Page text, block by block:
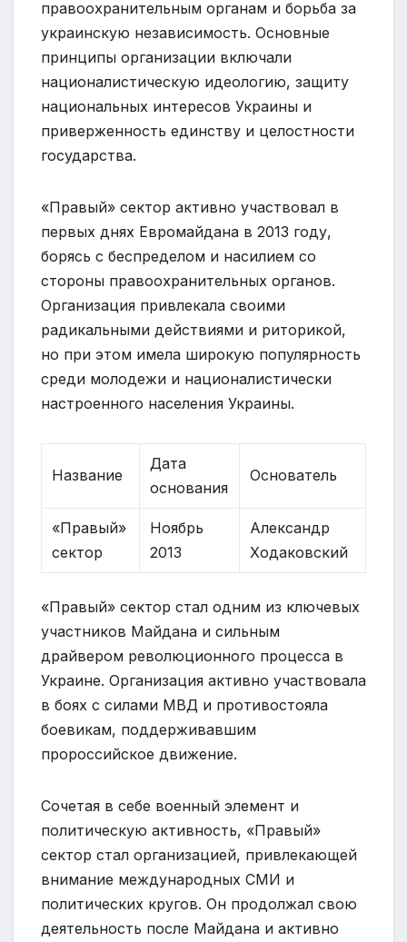
правоохранительным органам и борьба за
украинскую независимость. Основные
принципы организации включали
националистическую идеологию, защиту
национальных интересов Украины и
приверженность единству и целостности
государства.
«Правый» сектор активно участвовал в
первых днях Евромайдана в 2013 году,
борясь с беспределом и насилием со
стороны правоохранительных органов.
Организация привлекала своими
радикальными действиями и риторикой,
но при этом имела широкую популярность
среди молодежи и националистически
настроенного населения Украины.
Название
Дата
основания
Основатель
«Правый»
сектор
Ноябрь
2013
Александр
Ходаковский
«Правый» сектор стал одним из ключевых
участников Майдана и сильным
драйвером революционного процесса в
Украине. Организация активно участвовала
в боях с силами МВД и противостояла
боевикам, поддерживавшим
пророссийское движение.
Сочетая в себе военный элемент и
политическую активность, «Правый»
сектор стал организацией, привлекающей
внимание международных СМИ и
политических кругов. Он продолжал свою
деятельность после Майдана и активно